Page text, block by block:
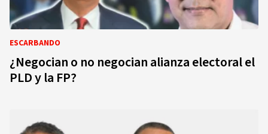
ESCARBANDO
¿Negocian o no negocian alianza electoral el
PLD y la FP?